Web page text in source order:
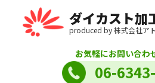
ダイカスト加
produced by 株式会社ア
お気軽にお問い合わ
06-